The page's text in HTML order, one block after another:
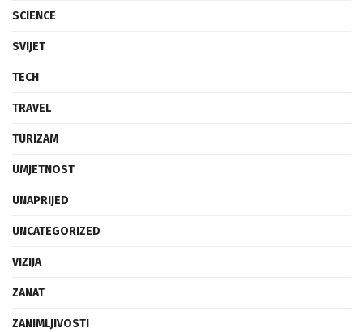
SCIENCE
SVIJET
TECH
TRAVEL
TURIZAM
UMJETNOST
UNAPRIJED
UNCATEGORIZED
VIZIJA
ZANAT
ZANIMLJIVOSTI